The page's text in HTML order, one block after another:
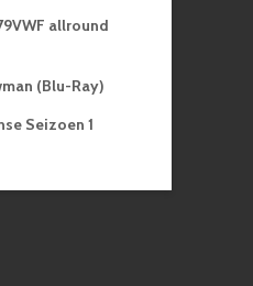
allround
(Blu-Ray)
Seizoen 1